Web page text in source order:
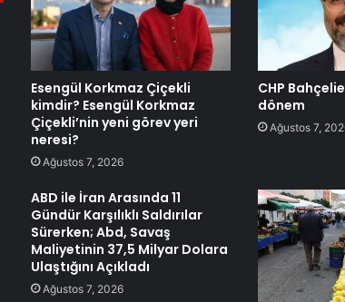
Esengül Korkmaz Çiçekli
kimdir? Esengül Korkmaz
Çiçekli’nin yeni görev yeri
neresi?
Ağustos 7, 2026
CHP
dönem
Ağustos 7,
ABD ile İran Arasında 11
Gündür Karşılıklı Saldırılar
Sürerken; Abd, Savaş
Maliyetinin 37,5 Milyar Dolara
Ulaştığını Açıkladı
Ağustos 7, 2026